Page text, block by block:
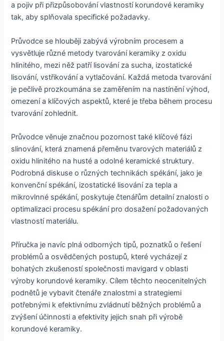
a pojiv při přizpůsobování vlastností korundové keramiky
tak, aby splňovala specifické požadavky.
Průvodce se hlouběji zabývá výrobním procesem a
vysvětluje různé metody tvarování keramiky z oxidu
hlinitého, mezi něž patří lisování za sucha, izostatické
lisování, vstřikování a vytlačování. Každá metoda tvarování
je pečlivě prozkoumána se zaměřením na nastínění výhod,
omezení a klíčových aspektů, které je třeba během procesu
tvarování zohlednit.
Průvodce věnuje značnou pozornost také klíčové fázi
slinování, která znamená přeměnu tvarových materiálů z
oxidu hlinitého na husté a odolné keramické struktury.
Podrobná diskuse o různých technikách spékání, jako je
konvenční spékání, izostatické lisování za tepla a
mikrovlnné spékání, poskytuje čtenářům detailní znalosti o
optimalizaci procesu spékání pro dosažení požadovaných
vlastností materiálu.
Příručka je navíc plná odborných tipů, poznatků o řešení
problémů a osvědčených postupů, které vycházejí z
bohatých zkušeností společnosti mavigard v oblasti
výroby korundové keramiky. Cílem těchto neocenitelných
podnětů je vybavit čtenáře znalostmi a strategiemi
potřebnými k efektivnímu zvládnutí běžných problémů a
zvýšení účinnosti a efektivity jejich snah při výrobě
korundové keramiky.